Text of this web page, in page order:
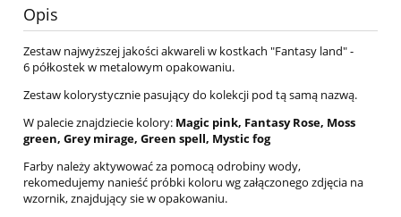
Opis
Zestaw najwyższej jakości akwareli w kostkach "Fantasy land" -
6 półkostek w metalowym opakowaniu.
Zestaw kolorystycznie pasujący do kolekcji pod tą samą nazwą.
W palecie znajdziecie kolory: Magic pink, Fantasy Rose, Moss
green, Grey mirage, Green spell, Mystic fog
Farby należy aktywować za pomocą odrobiny wody,
rekomedujemy nanieść próbki koloru wg załączonego zdjęcia na
wzornik, znajdujący sie w opakowaniu.